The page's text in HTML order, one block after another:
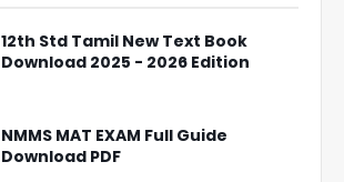
12th Std Tamil New Text Book
Download 2025 - 2026 Edition
NMMS MAT EXAM Full Guide
Download PDF